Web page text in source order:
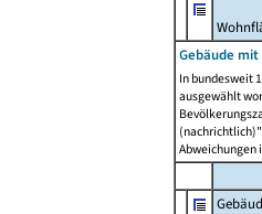
Gebäude
In bundesweit
ausgewählt
Abweichungen